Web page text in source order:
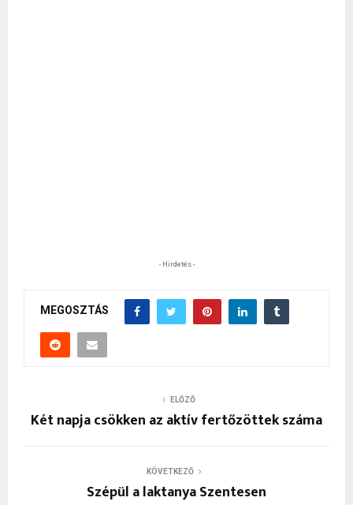
- Hirdetés -
MEGOSZTÁS
ELŐZŐ
Két napja csökken az aktív fertőzöttek száma
KÖVETKEZŐ
Szépül a laktanya Szentesen